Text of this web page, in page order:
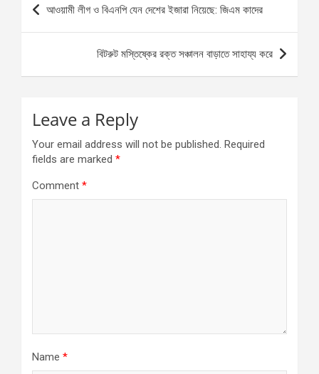
navigation
আওয়ামী লীগ ও বিএনপি যেন দেশের ইজারা নিয়েছে: জিএম কাদের
বিটরুট মস্তিষ্কের রক্ত সঞ্চালন বাড়াতে সাহায্য করে
Leave a Reply
Your email address will not be published. Required
fields are marked *
Comment *
Name *